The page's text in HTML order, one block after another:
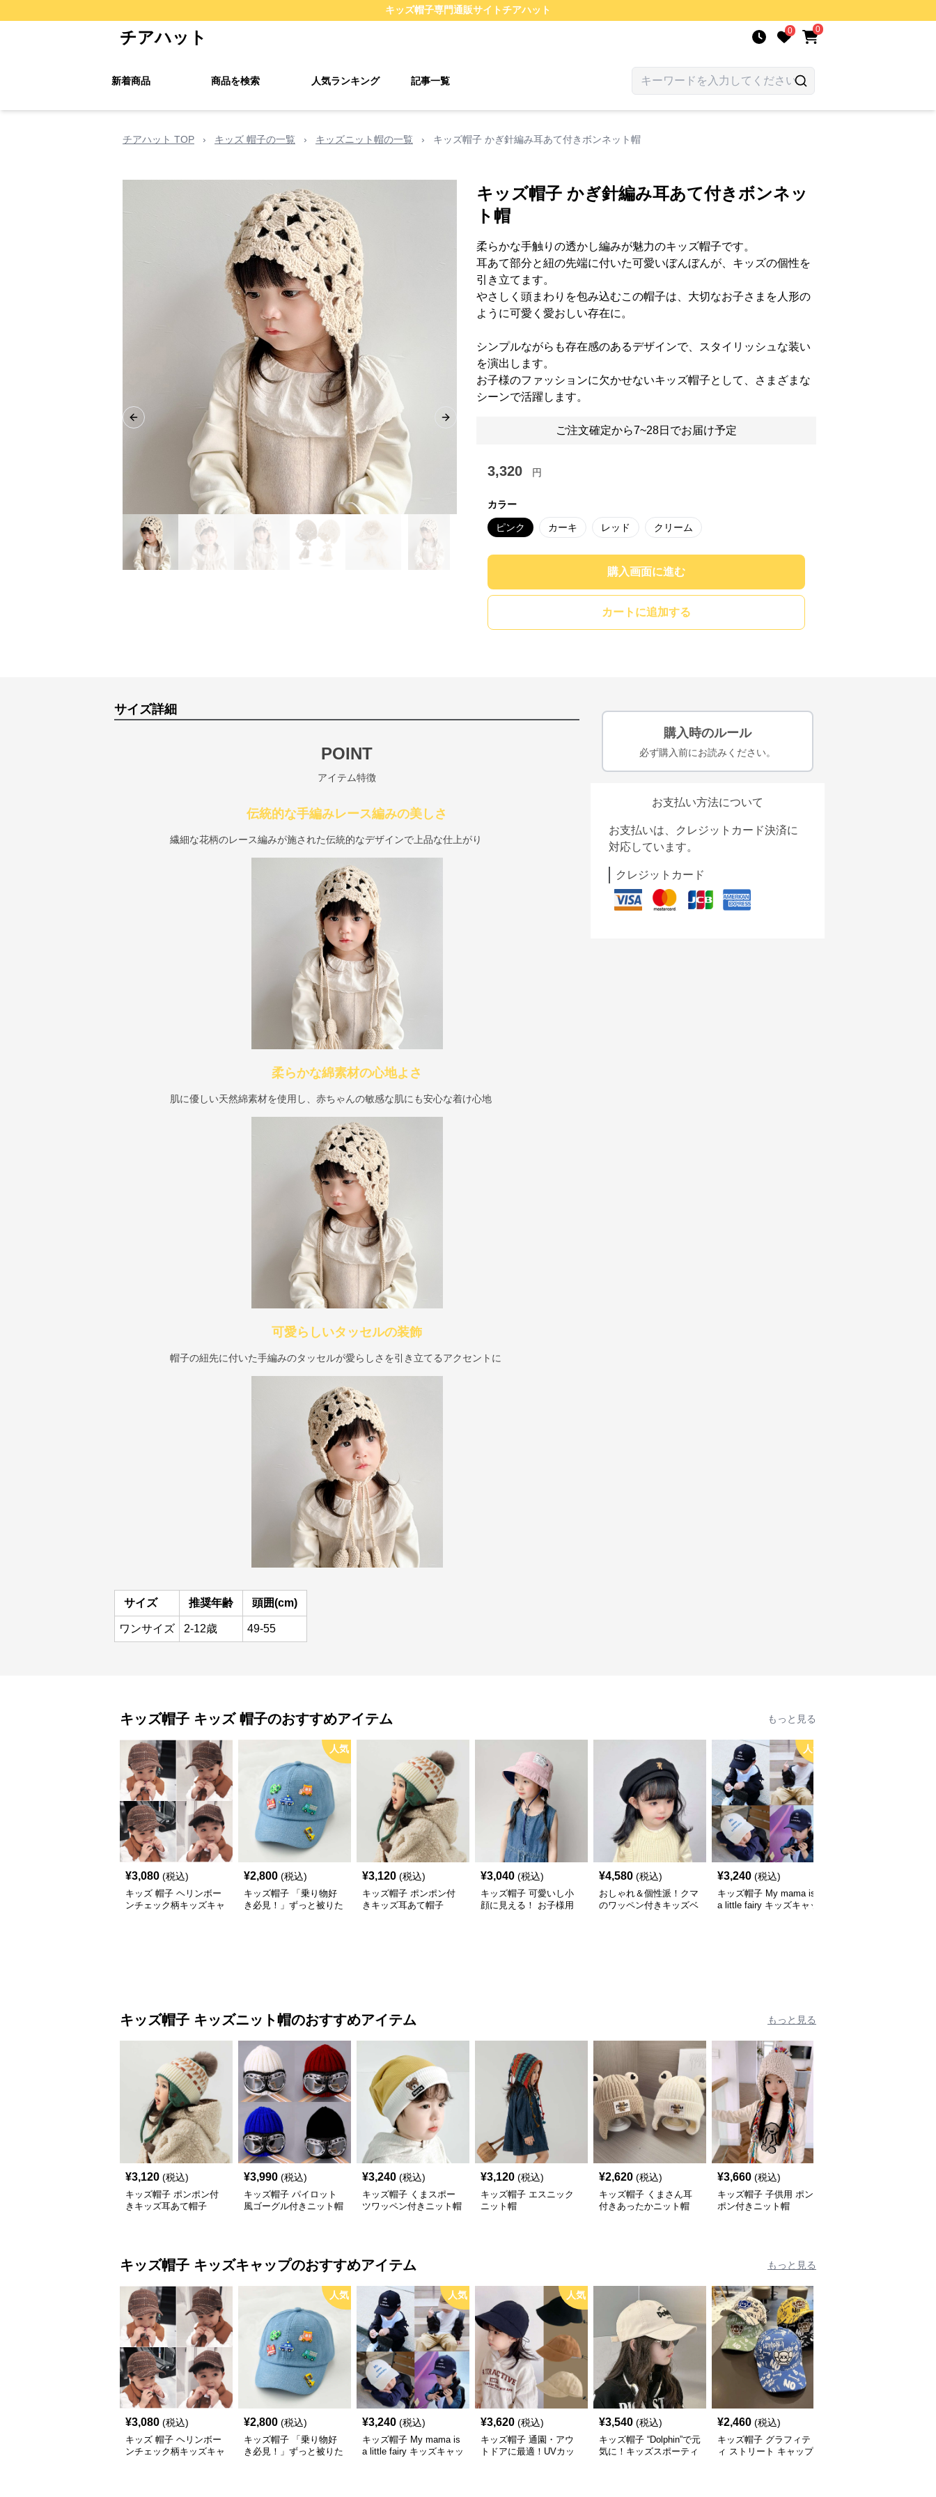
キッズ帽子専門通販サイトチアハット
チアハット 0 0
新着商品 商品を検索 人気ランキング 記事一覧
チアハット TOP › キッズ 帽子の一覧 › キッズニット帽の一覧 › キッズ帽子 かぎ針編み耳あて付きボンネット帽
Previous slide Next slide
キッズ帽子 かぎ針編み耳あて付きボンネッ
ト帽
柔らかな手触りの透かし編みが魅力のキッズ帽子です。
耳あて部分と紐の先端に付いた可愛いぼんぼんが、キッズの個性を
引き立てます。
やさしく頭まわりを包み込むこの帽子は、大切なお子さまを人形の
ように可愛く愛おしい存在に。
シンプルながらも存在感のあるデザインで、スタイリッシュな装い
を演出します。
お子様のファッションに欠かせないキッズ帽子として、さまざまな
シーンで活躍します。
ご注文確定から7~28日でお届け予定
3,320 円
カラー
ピンク カーキ レッド クリーム
購入画面に進む
カートに追加する
サイズ詳細
POINT
アイテム特徴
伝統的な手編みレース編みの美しさ
繊細な花柄のレース編みが施された伝統的なデザインで上品な仕上がり
柔らかな綿素材の心地よさ
肌に優しい天然綿素材を使用し、赤ちゃんの敏感な肌にも安心な着け心地
可愛らしいタッセルの装飾
帽子の紐先に付いた手編みのタッセルが愛らしさを引き立てるアクセントに
サイズ 推奨年齢 頭囲(cm)
ワンサイズ 2-12歳 49-55
購入時のルール
必ず購入前にお読みください。
お支払い方法について
お支払いは、クレジットカード決済に
対応しています。
クレジットカード
キッズ帽子 キッズ 帽子のおすすめアイテム もっと見る
¥3,080 (税込)
キッズ 帽子 ヘリンボー
ンチェック柄キッズキャ
人気
¥2,800 (税込)
キッズ帽子 「乗り物好
き必見！」ずっと被りた
¥3,120 (税込)
キッズ帽子 ポンポン付
きキッズ耳あて帽子
¥3,040 (税込)
キッズ帽子 可愛いし小
顔に見える！ お子様用
¥4,580 (税込)
おしゃれ＆個性派！クマ
のワッペン付きキッズベ
人気
¥3,240 (税込)
キッズ帽子 My mama is
a little fairy キッズキャッ
キッズ帽子 キッズニット帽のおすすめアイテム もっと見る
¥3,120 (税込)
キッズ帽子 ポンポン付
きキッズ耳あて帽子
¥3,990 (税込)
キッズ帽子 パイロット
風ゴーグル付きニット帽
¥3,240 (税込)
キッズ帽子 くまスポー
ツワッペン付きニット帽
¥3,120 (税込)
キッズ帽子 エスニック
ニット帽
¥2,620 (税込)
キッズ帽子 くまさん耳
付きあったかニット帽
¥3,660 (税込)
キッズ帽子 子供用 ポン
ポン付きニット帽
キッズ帽子 キッズキャップのおすすめアイテム もっと見る
¥3,080 (税込)
キッズ 帽子 ヘリンボー
ンチェック柄キッズキャ
人気
¥2,800 (税込)
キッズ帽子 「乗り物好
き必見！」ずっと被りた
人気
¥3,240 (税込)
キッズ帽子 My mama is
a little fairy キッズキャッ
人気
¥3,620 (税込)
キッズ帽子 通園・アウ
トドアに最適！UVカッ
¥3,540 (税込)
キッズ帽子 “Dolphin”で元
気に！キッズスポーティ
¥2,460 (税込)
キッズ帽子 グラフィテ
ィ ストリート キャップ